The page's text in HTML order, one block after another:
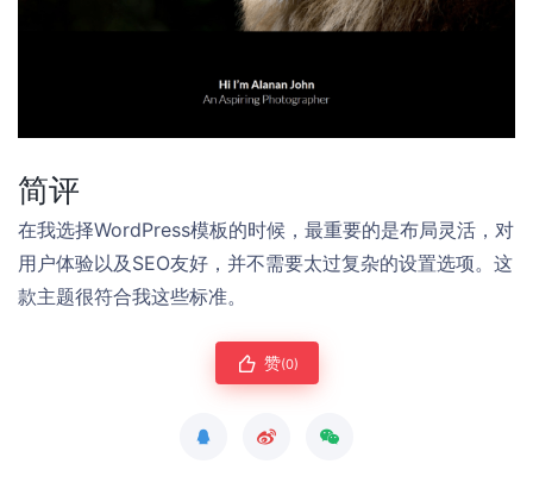
简评
在我选择WordPress模板的时候，最重要的是布局灵活，对
用户体验以及SEO友好，并不需要太过复杂的设置选项。这
款主题很符合我这些标准。
赞(0)